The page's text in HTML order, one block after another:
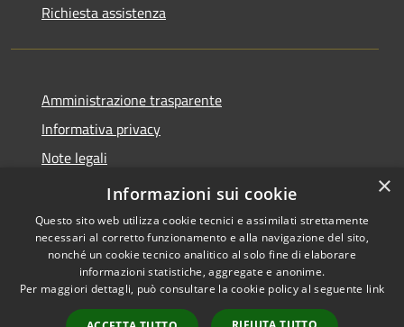
Richiesta assistenza
Amministrazione trasparente
Informativa privacy
Note legali
Dichiarazione di accessibilità
Accessibilità
Copyright © 2026 • Comune di
Ferentillo • Powered by
Municipium• Accesso
×
Informazioni sui cookie
Questo sito web utilizza cookie tecnici e assimilati strettamente
necessari al corretto funzionamento e alla navigazione del sito,
nonché un cookie tecnico analitico al solo fine di elaborare
informazioni statistiche, aggregate e anonime.
Per maggiori dettagli, può consultare la cookie policy al seguente link